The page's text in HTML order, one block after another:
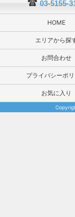
03-5155-
HOME
エリアから探
お問合わせ
プライバシーポ
お気に入り